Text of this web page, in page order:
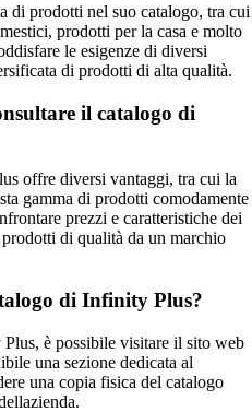
di prodotti nel suo catalogo, tra cui
prodotti per la casa e molto
le esigenze di diversi
di prodotti di alta qualità.
il catalogo di
offre diversi vantaggi, tra cui la
gamma di prodotti comodamente
prezzi e caratteristiche dei
di qualità da un marchio
di Infinity Plus?
è possibile visitare il sito web
una sezione dedicata al
una copia fisica del catalogo